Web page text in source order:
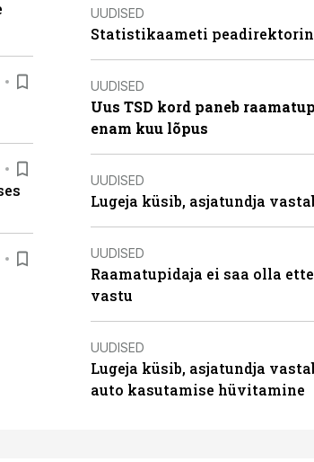
UUDISED
Statistikaameti
UUDISED
Uus TSD kord paneb
enam kuu lõpus
UUDISED
Lugeja küsib, asjatundja
UUDISED
Raamatupidaja ei saa olla
vastu
UUDISED
Lugeja küsib, asjatundja
auto kasutamise hüvitamine